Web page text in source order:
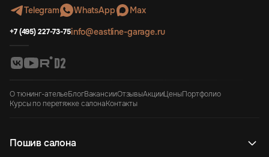
Telegram WhatsApp Max
+7 (495) 227-73-75info@eastline-garage.ru
О тюнинг-ательеБлогВакансииОтзывыАкцииЦеныПортфолио
Курсы по перетяжке салонаКонтакты
Пошив салона